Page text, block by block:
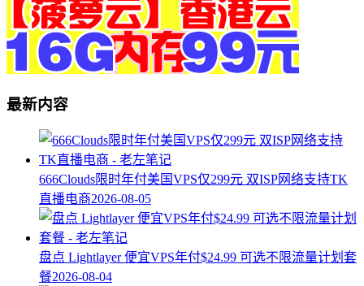
最新内容
666Clouds限时年付美国VPS仅299元 双ISP网络支持TK
直播电商2026-08-05
盘点 Lightlayer 便宜VPS年付$24.99 可选不限流量计划套
餐2026-08-04